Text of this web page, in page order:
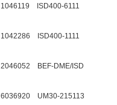
1046119 ISD400-6111
1042286 ISD400-1111
2046052 BEF-DME/ISD
6036920 UM30-215113